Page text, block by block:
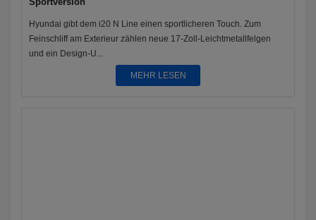
Hyundai gibt dem i20 N Line einen sportlicheren Touch. Zum
Feinschliff am Exterieur zählen neue 17-Zoll-Leichtmetallfelgen
und ein Design-U...
MEHR LESEN